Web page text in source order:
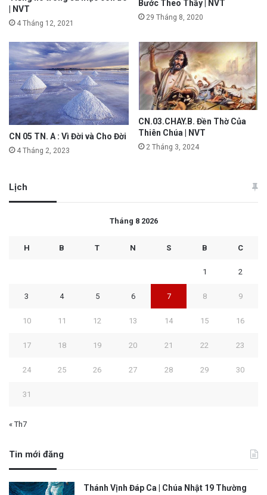
| NVT
4 Tháng 12, 2021
Bước Theo Thầy | NVT
29 Tháng 8, 2020
CN 05 TN. A : Vì Đời và Cho Đời
4 Tháng 2, 2023
CN.03.CHAY.B. Đền Thờ Của
Thiên Chúa | NVT
2 Tháng 3, 2024
Lịch
Tháng 8 2026
H B T N S B C
1 2
3 4 5 6 7 8 9
10 11 12 13 14 15 16
17 18 19 20 21 22 23
24 25 26 27 28 29 30
31
« Th7
Tin mới đăng
Thánh Vịnh Đáp Ca | Chúa Nhật 19 Thường